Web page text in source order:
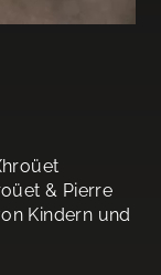
& Pierre
Kindern und